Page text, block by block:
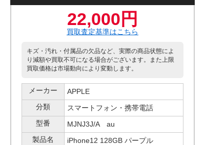
22,000円
買取査定基準はこちら
キズ・汚れ・付属品の欠品など、実際の商品状態によ
り減額や買取不可になる場合がございます。また上限
買取価格は市場動向により変動します。
メーカー
APPLE
分類
スマートフォン・携帯電話
型番
MJNJ3J/A au
製品名
iPhone12 128GB パープル